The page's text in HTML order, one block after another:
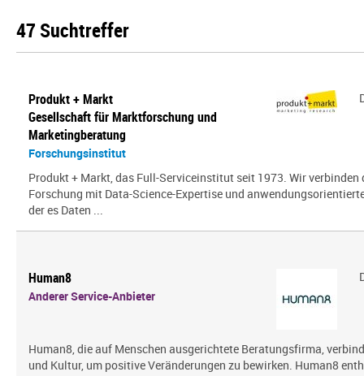
47 Suchtreffer
Produkt + Markt
Gesellschaft für Marktforschung und
Marketingberatung
Forschungsinstitut
Produkt + Markt, das Full-Serviceinstitut seit 1973. Wir
Forschung mit Data-Science-Expertise und
der es Daten ...
Human8
Anderer Service-Anbieter
Human8, die auf Menschen ausgerichtete Beratungsfirma,
und Kultur, um positive Veränderungen zu bewirken. Human8